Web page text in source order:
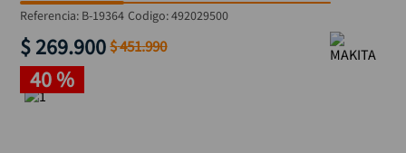
Referencia: B-19364 Codigo:492029500
$269.900 $451.990
40 %
sierra circular
ruteadora
broca